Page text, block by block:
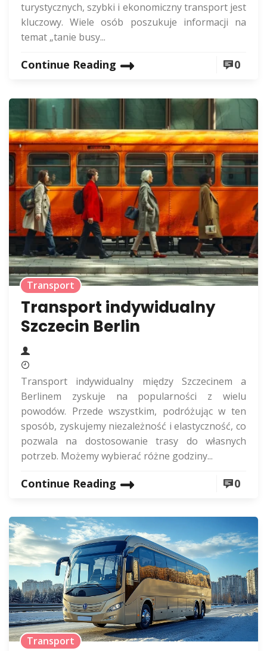
turystycznych, szybki i ekonomiczny transport jest
kluczowy. Wiele osób poszukuje informacji na
temat „tanie busy...
Continue Reading 0
Transport
Transport indywidualny
Szczecin Berlin
Transport indywidualny między Szczecinem a
Berlinem zyskuje na popularności z wielu
powodów. Przede wszystkim, podróżując w ten
sposób, zyskujemy niezależność i elastyczność, co
pozwala na dostosowanie trasy do własnych
potrzeb. Możemy wybierać różne godziny...
Continue Reading 0
Transport